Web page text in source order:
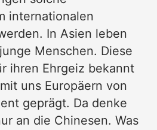
internationalen
In Asien leben
Menschen. Diese
ihren Ehrgeiz bekannt
uns Europäern von
geprägt. Da denke
an die Chinesen. Was